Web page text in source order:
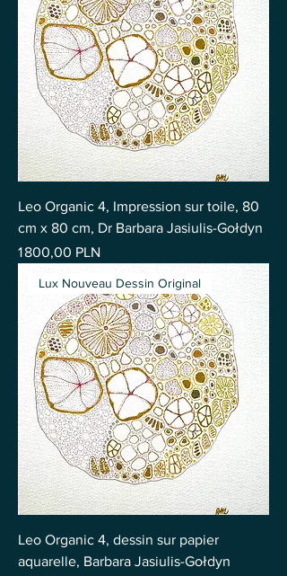
Leo Organic 4, Impression sur toile, 80
cm x 80 cm, Dr Barbara Jasiulis-Gołdyn
Prix
1 800,00 PLN
Lux Nouveau Dessin Original
Leo Organic 4, dessin sur papier
aquarelle, Barbara Jasiulis-Gołdyn